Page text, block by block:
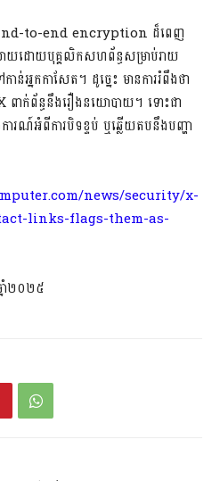
to-end encryption ដ៏ពេញ
យដោយបុគ្គលិកសហព័ន្ធសម្រាប់រាយ
អ្នកកាសែត។ ដូច្នេះ មានការរំពឹងថា
ាក់ព័ន្ធនឹងរឿងនយោបាយ។ ទោះជា
ារណ៍អំពីការបិទខ្ទប់ ឬឆ្លើយតបនឹងបញ្ហា
news/security/x-
links-flags-them-as-
ាំ២០២៥